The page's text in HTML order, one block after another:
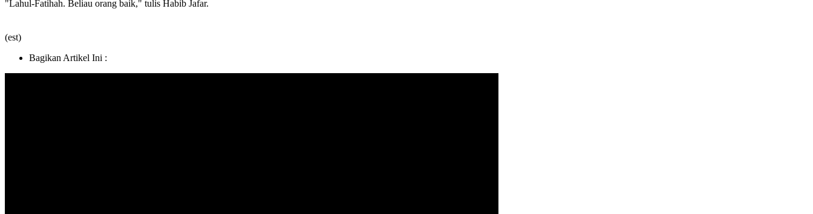
"Lahul-Fatihah. Beliau orang baik," tulis Habib Jafar.
(est)
Bagikan Artikel Ini :